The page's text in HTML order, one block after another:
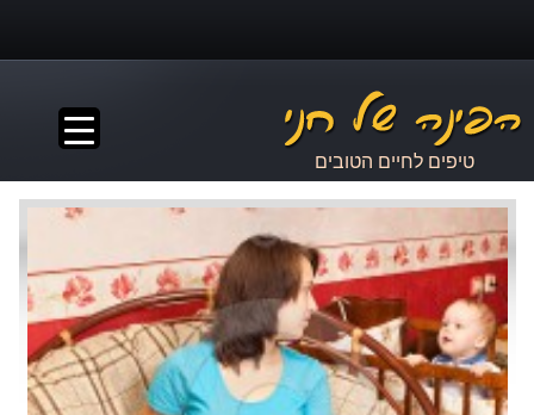
טיפים לחיים הטובים